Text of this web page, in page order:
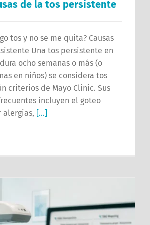
de la tos persistente
tos y no se me quita? Causas
Una tos persistente en
ocho semanas o más (o
en niños) se considera tos
criterios de Mayo Clinic. Sus
incluyen el goteo
alergias, [...]